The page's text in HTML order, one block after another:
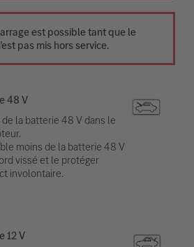
est possible tant que le
pas mis hors service.
48 V
de la batterie 48 V dans le
moins de la batterie 48 V
vissé et le protéger
involontaire.
12 V